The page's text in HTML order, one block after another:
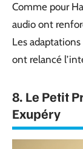
Comme pour
audio ont
Les
ont relancé
8. Le Petit
Exupéry